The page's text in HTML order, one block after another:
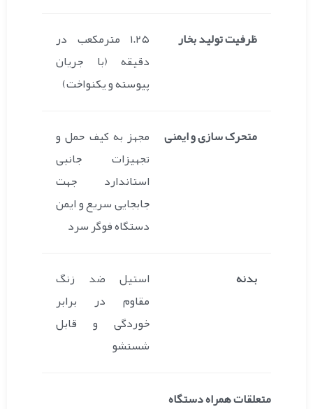
ظرفیت تولید بخار
۱.۲۵ مترمکعب در
دقیقه (با جریان
پیوسته و یکنواخت)
متحرک سازی و ایمنی
مجهز به کیف حمل و
تجهیزات جانبی
استاندارد جهت
جابجایی سریع و ایمن
دستگاه فوگر سرد
بدنه
استیل ضد زنگ
مقاوم در برابر
خوردگی و قابل
شستشو
متعلقات همراه دستگاه